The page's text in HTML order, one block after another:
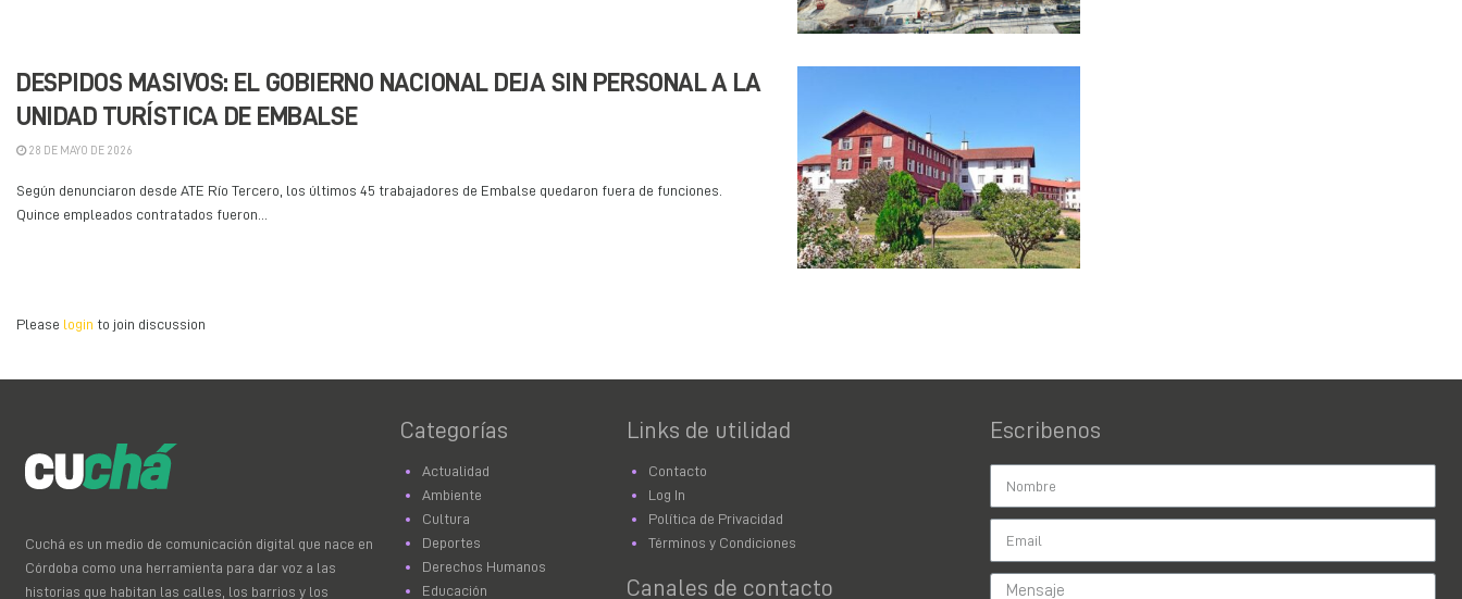
DESPIDOS MASIVOS: EL GOBIERNO NACIONAL DEJA SIN PERSONAL A LA
UNIDAD TURÍSTICA DE EMBALSE
28 DE MAYO DE 2026
Según denunciaron desde ATE Río Tercero, los últimos 45 trabajadores de Embalse quedaron fuera de funciones.
Quince empleados contratados fueron...
Please login to join discussion
Cuchá es un medio de comunicación digital que nace en
Córdoba como una herramienta para dar voz a las
historias que habitan las calles, los barrios y los
Categorías
Actualidad
Ambiente
Cultura
Deportes
Derechos Humanos
Educación
Links de utilidad
Contacto
Log In
Política de Privacidad
Términos y Condiciones
Canales de contacto
Escribenos